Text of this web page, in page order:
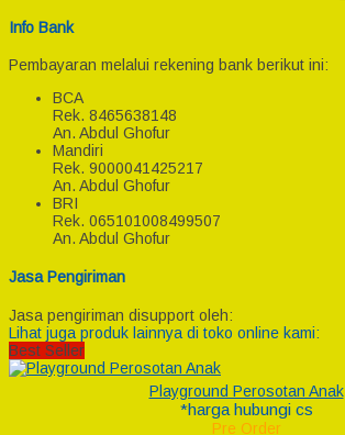
Info Bank
Pembayaran melalui rekening bank berikut ini:
BCA
Rek. 8465638148
An. Abdul Ghofur
Mandiri
Rek. 9000041425217
An. Abdul Ghofur
BRI
Rek. 065101008499507
An. Abdul Ghofur
Jasa Pengiriman
Jasa pengiriman disupport oleh:
Lihat juga produk lainnya di toko online kami:
Best Seller
Playground Perosotan Anak
*harga hubungi cs
Pre Order